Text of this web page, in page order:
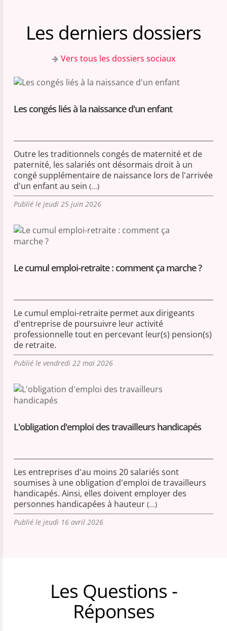
Les derniers dossiers
Vers tous les dossiers sociaux
Les congés liés à la naissance d'un enfant
Outre les traditionnels congés de maternité et de
paternité, les salariés ont désormais droit à un
congé supplémentaire de naissance lors de l'arrivée
d'un enfant au sein (...)
Publié le jeudi 25 juin 2026
Le cumul emploi-retraite : comment ça marche ?
Le cumul emploi-retraite permet aux dirigeants
d'entreprise de poursuivre leur activité
professionnelle tout en percevant leur(s) pension(s)
de retraite.
Publié le vendredi 22 mai 2026
L'obligation d'emploi des travailleurs handicapés
Les entreprises d'au moins 20 salariés sont
soumises à une obligation d'emploi de travailleurs
handicapés. Ainsi, elles doivent employer des
personnes handicapées à hauteur (...)
Publié le jeudi 16 avril 2026
Les Questions -
Réponses